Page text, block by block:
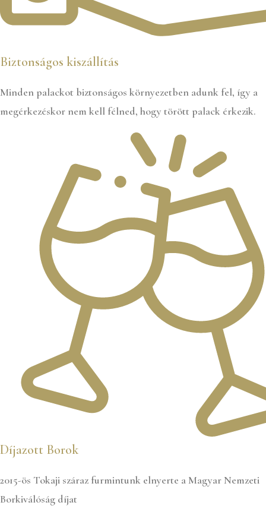
Biztonságos kiszállítás
Minden palackot biztonságos környezetben adunk fel, így a
megérkezéskor nem kell félned, hogy törött palack érkezik.
Díjazott Borok
2015-ös Tokaji száraz furmintunk elnyerte a Magyar Nemzeti
Borkiválóság díjat